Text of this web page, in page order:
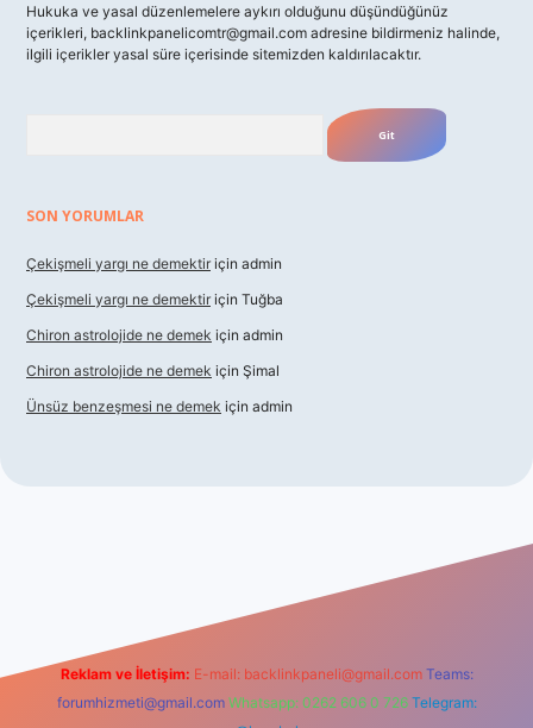
Hukuka ve yasal düzenlemelere aykırı olduğunu düşündüğünüz
içerikleri, backlinkpanelicomtr@gmail.com adresine bildirmeniz halinde,
ilgili içerikler yasal süre içerisinde sitemizden kaldırılacaktır.
SON YORUMLAR
Çekişmeli yargı ne demektir için admin
Çekişmeli yargı ne demektir için Tuğba
Chiron astrolojide ne demek için admin
Chiron astrolojide ne demek için Şimal
Ünsüz benzeşmesi ne demek için admin
Reklam ve İletişim: E-mail: backlinkpaneli@gmail.com Teams:
forumhizmeti@gmail.com Whatsapp: 0262 606 0 726 Telegram: